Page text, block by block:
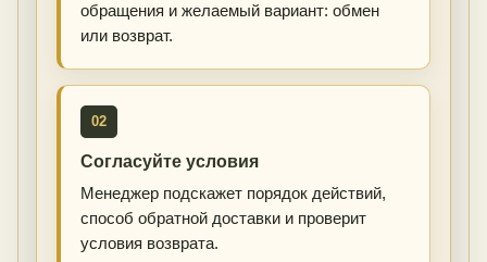
обращения и желаемый вариант: обмен
или возврат.
02
Согласуйте условия
Менеджер подскажет порядок действий,
способ обратной доставки и проверит
условия возврата.